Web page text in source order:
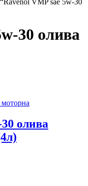
VMP sae 5w-30
30 олива
олива